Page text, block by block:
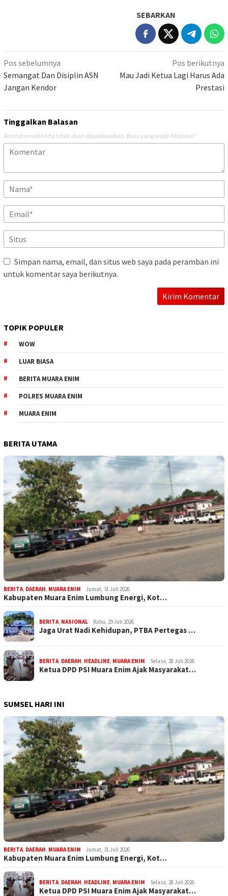
SEBARKAN
Navigasi
pos
Pos sebelumnya
Semangat Dan Disiplin ASN
Jangan Kendor
Pos berikutnya
Mau Jadi Ketua Lagi Harus Ada
Prestasi
Tinggalkan Balasan
Alamat email Anda tidak akan dipublikasikan. Ruas yang wajib ditandai *
Simpan nama, email, dan situs web saya pada peramban ini
untuk komentar saya berikutnya.
TOPIK POPULER
WOW
LUAR BIASA
BERITA MUARA ENIM
POLRES MUARA ENIM
MUARA ENIM
BERITA UTAMA
BERITA DAERAH MUARA ENIM Jumat, 31 Juli 2026
Kabupaten Muara Enim Lumbung Energi, Kot…
BERITA NASIONAL Rabu, 29 Juli 2026
Jaga Urat Nadi Kehidupan, PTBA Pertegas …
BERITA DAERAH HEADLINE MUARA ENIM Selasa, 28 Juli 2026
Ketua DPD PSI Muara Enim Ajak Masyarakat…
SUMSEL HARI INI
BERITA DAERAH MUARA ENIM Jumat, 31 Juli 2026
Kabupaten Muara Enim Lumbung Energi, Kot…
BERITA DAERAH HEADLINE MUARA ENIM Selasa, 28 Juli 2026
Ketua DPD PSI Muara Enim Ajak Masyarakat…